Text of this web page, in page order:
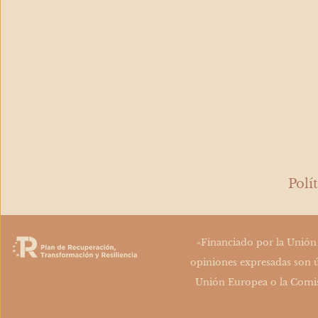
«Financiado por la
opiniones expresadas son
Unión Europea o la